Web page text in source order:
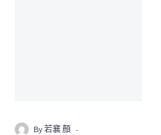
By 若襄 顏 -